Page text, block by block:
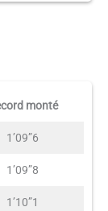
monté
1’09”6
1’09”8
1’10”1